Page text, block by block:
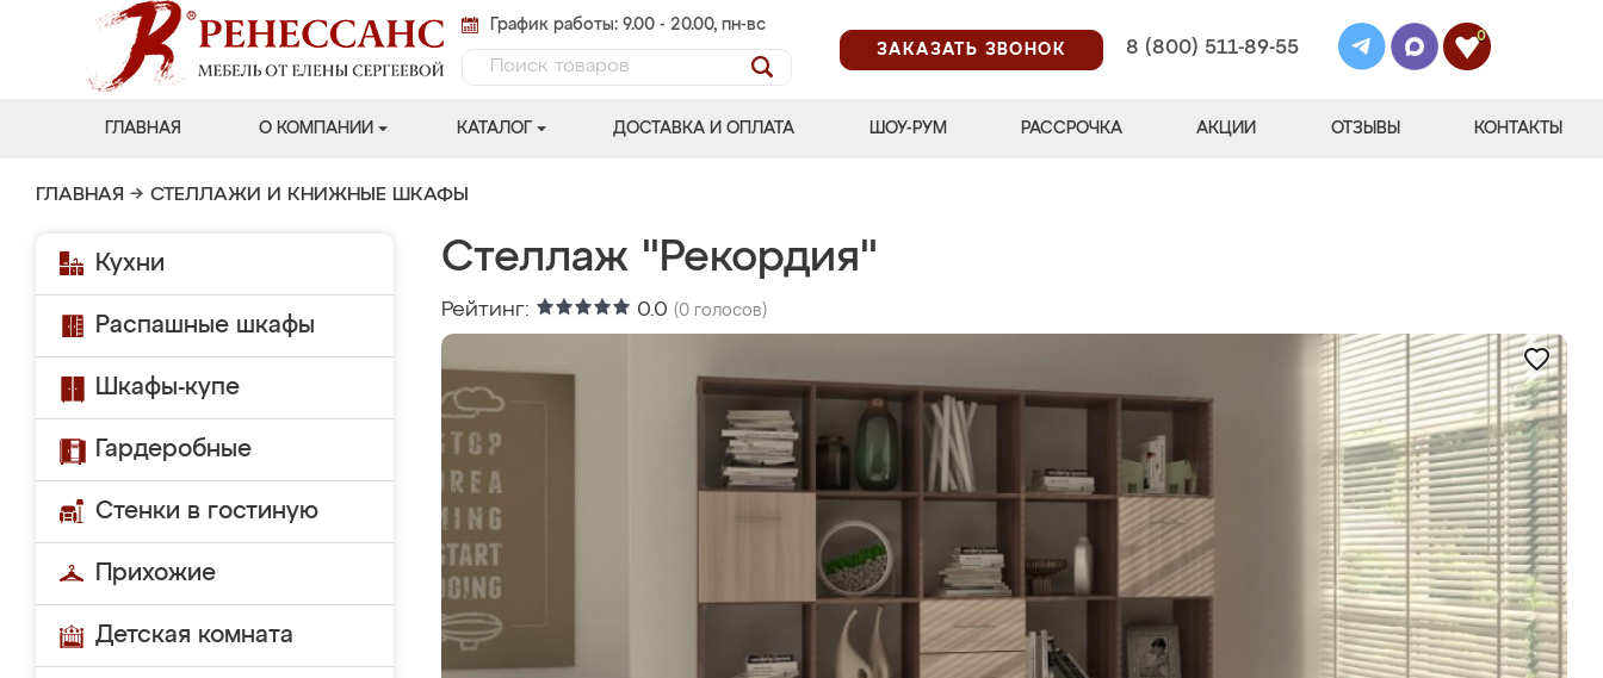
График работы: 9.00 - 20.00, пн-вс
ЗАКАЗАТЬ ЗВОНОК
8 (800) 511-89-55
0
ГЛАВНАЯ О КОМПАНИИ КАТАЛОГ ДОСТАВКА И ОПЛАТА ШОУ-РУМ РАССРОЧКА АКЦИИ ОТЗЫВЫ КОНТАКТЫ
ГЛАВНАЯ → СТЕЛЛАЖИ И КНИЖНЫЕ ШКАФЫ
Кухни
Распашные шкафы
Шкафы-купе
Гардеробные
Стенки в гостиную
Прихожие
Детская комната
Стеллаж "Рекордия"
Рейтинг: 0.0 (0 голосов)